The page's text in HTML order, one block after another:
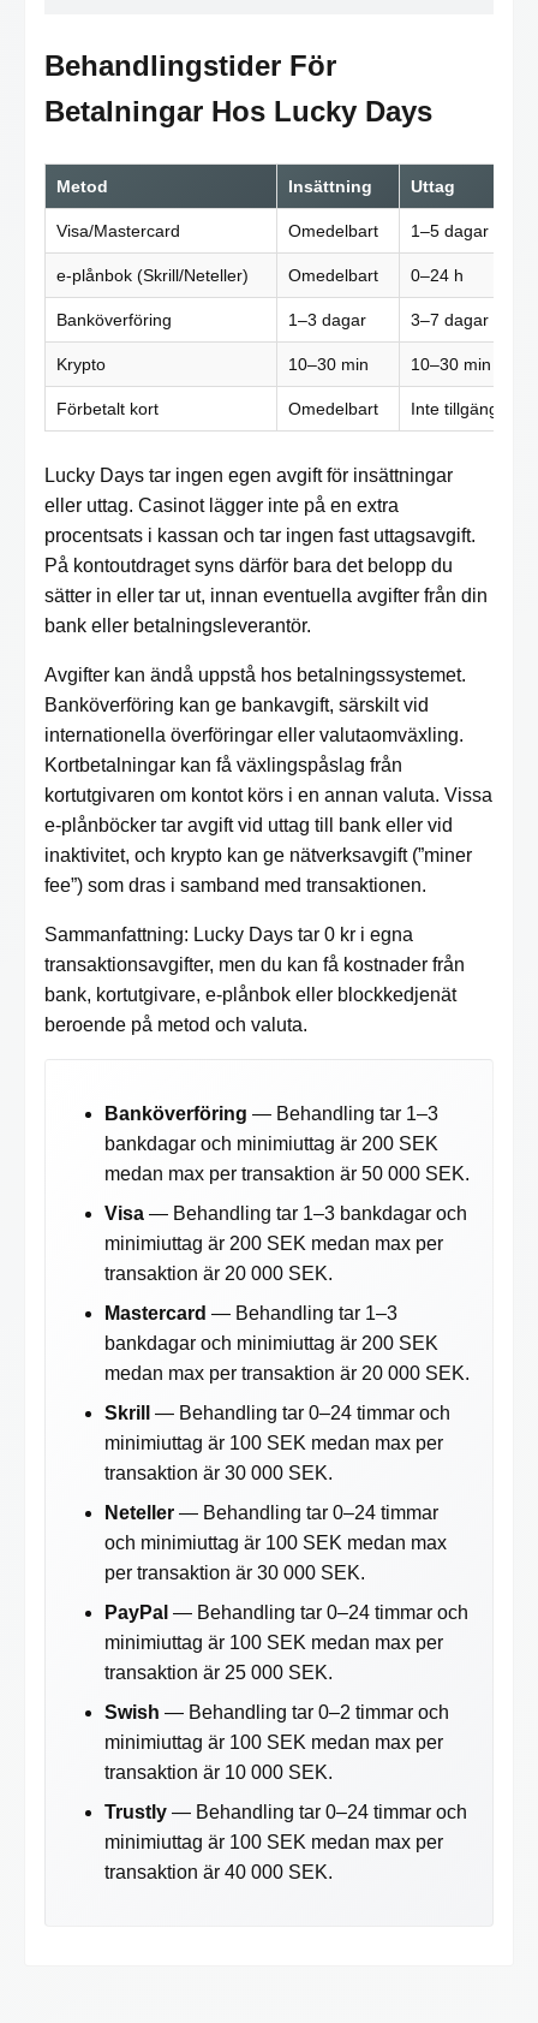
Behandlingstider För
Betalningar Hos Lucky Days
Metod Insättning Uttag
Visa/Mastercard Omedelbart 1–5 dagar
e-plånbok (Skrill/Neteller) Omedelbart 0–24 h
Banköverföring 1–3 dagar 3–7 dagar
Krypto 10–30 min 10–30 min
Förbetalt kort Omedelbart Inte tillgängligt
Lucky Days tar ingen egen avgift för insättningar
eller uttag. Casinot lägger inte på en extra
procentsats i kassan och tar ingen fast uttagsavgift.
På kontoutdraget syns därför bara det belopp du
sätter in eller tar ut, innan eventuella avgifter från din
bank eller betalningsleverantör.
Avgifter kan ändå uppstå hos betalningssystemet.
Banköverföring kan ge bankavgift, särskilt vid
internationella överföringar eller valutaomväxling.
Kortbetalningar kan få växlingspåslag från
kortutgivaren om kontot körs i en annan valuta. Vissa
e-plånböcker tar avgift vid uttag till bank eller vid
inaktivitet, och krypto kan ge nätverksavgift (”miner
fee”) som dras i samband med transaktionen.
Sammanfattning: Lucky Days tar 0 kr i egna
transaktionsavgifter, men du kan få kostnader från
bank, kortutgivare, e-plånbok eller blockkedjenät
beroende på metod och valuta.
Banköverföring — Behandling tar 1–3
bankdagar och minimiuttag är 200 SEK
medan max per transaktion är 50 000 SEK.
Visa— Behandling tar 1–3 bankdagar och
minimiuttag är 200 SEK medan max per
transaktion är 20 000 SEK.
Mastercard — Behandling tar 1–3
bankdagar och minimiuttag är 200 SEK
medan max per transaktion är 20 000 SEK.
Skrill
— Behandling tar 0–24 timmar och
minimiuttag är 100 SEK medan max per
transaktion är 30 000 SEK.
Neteller— Behandling tar 0–24 timmar
och minimiuttag är 100 SEK medan max
per transaktion är 30 000 SEK.
PayPal — Behandling tar 0–24 timmar och
minimiuttag är 100 SEK medan max per
transaktion är 25 000 SEK.
Swish — Behandling tar 0–2 timmar och
minimiuttag är 100 SEK medan max per
transaktion är 10 000 SEK.
Trustly— Behandling tar 0–24 timmar och
minimiuttag är 100 SEK medan max per
transaktion är 40 000 SEK.